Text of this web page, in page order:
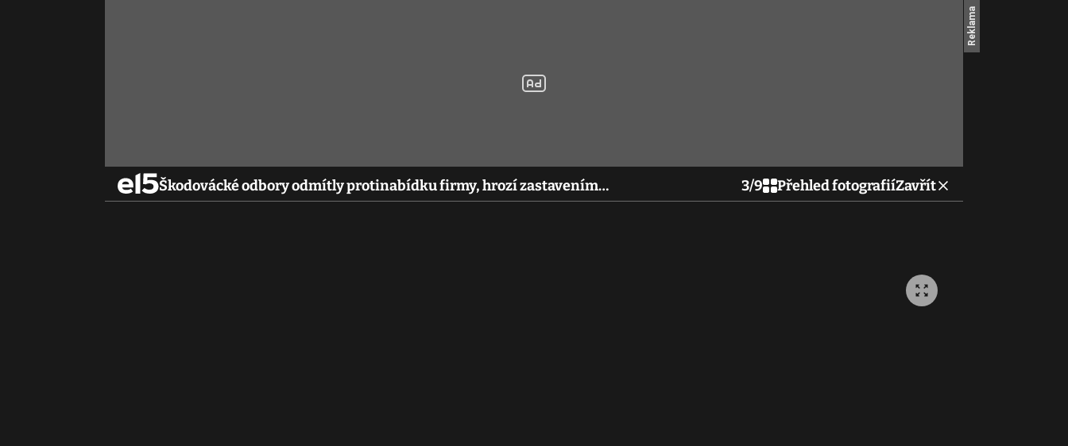
Škodovácké odbory odmítly protinabídku firmy, hrozí zastavením… 3/9 Přehled fotografiíZavřít